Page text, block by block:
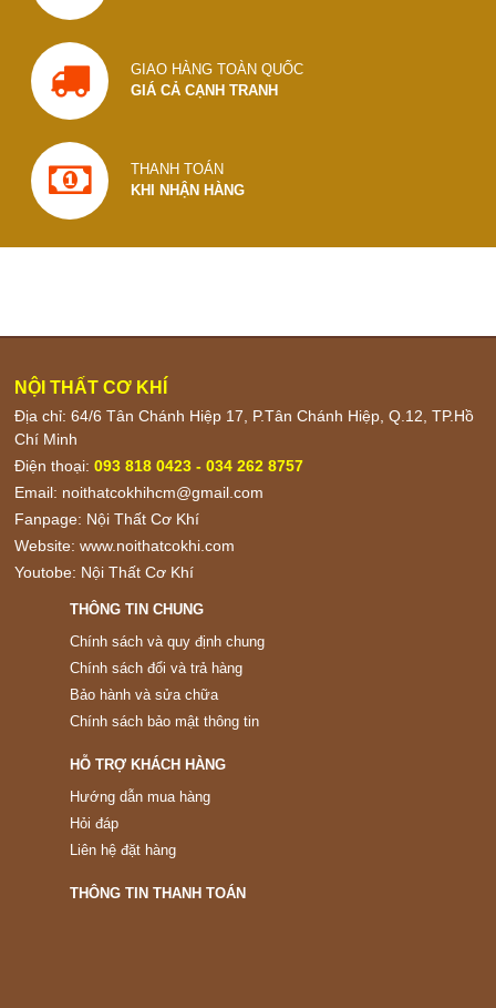
GIAO HÀNG TOÀN QUỐC
GIÁ CẢ CẠNH TRANH
THANH TOÁN
KHI NHẬN HÀNG
NỘI THẤT CƠ KHÍ
Địa chỉ: 64/6 Tân Chánh Hiệp 17, P.Tân Chánh Hiệp, Q.12, TP.Hồ
Chí Minh
Điện thoại:093 818 0423 - 034 262 8757
Email: noithatcokhihcm@gmail.com
Fanpage: Nội Thất Cơ Khí
Website:www.noithatcokhi.com
Youtobe: Nội Thất Cơ Khí
THÔNG TIN CHUNG
Chính sách và quy định chung
Chính sách đổi và trả hàng
Bảo hành và sửa chữa
Chính sách bảo mật thông tin
HỖ TRỢ KHÁCH HÀNG
Hướng dẫn mua hàng
Hỏi đáp
Liên hệ đặt hàng
THÔNG TIN THANH TOÁN